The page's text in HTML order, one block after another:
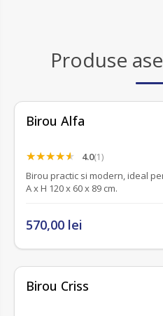
Produse
Birou Alfa
4.0(1)
Birou practic si modern, ideal pentru spatii mici dimensiuni: L x
A x H 120 x 60 x 89 cm.
570,00 lei
Birou Criss
fără recenzii